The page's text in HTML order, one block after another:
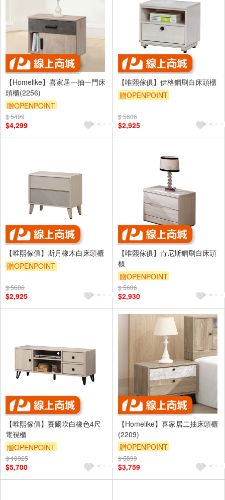
【Homelike】喜家居一抽一門床
頭櫃(2256)
贈OPENPOINT
滿5000享92折
$ 5499
$4,299
【唯熙傢俱】伊格鋼刷白床頭櫃
贈OPENPOINT
$ 5606
$2,925
【唯熙傢俱】斯月橡木白床頭櫃
贈OPENPOINT
$ 5606
$2,925
【唯熙傢俱】肯尼斯鋼刷白床頭
櫃
贈OPENPOINT
$ 5606
$2,930
【唯熙傢俱】賽爾坎白橡色4尺
電視櫃
贈OPENPOINT
$ 10925
$5,700
【Homelike】喜家居二抽床頭櫃
(2209)
贈OPENPOINT
滿5000享92折
$ 5899
$3,759